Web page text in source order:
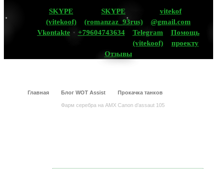
SKYPE
(vitekoof)
SKYPE
(romanzaz_93rus)
vitekof
@gmail.com
Vkontakte
+79604743634
Telegram
(vitekoof)
Помощь
проекту
Отзывы
Главная Блог WOT Assist Прокачка танков
Фарм серебра на AMX Canon d’assaut 105